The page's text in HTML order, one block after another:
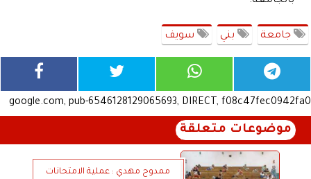
جامعة بني سويف
google.com, pub-6546128129065693, DIRECT, f08c47fec0942fa0
موضوعات متعلقة
ممدوح مهدي : عملية الامتحانات